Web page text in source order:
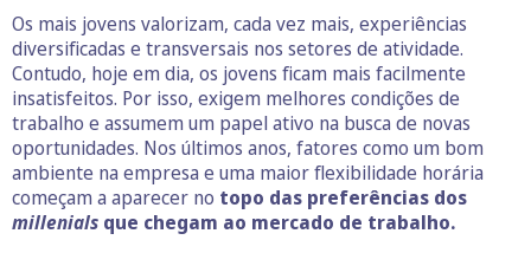
Os mais jovens valorizam, cada vez mais, experiências
diversificadas e transversais nos setores de atividade.
Contudo, hoje em dia, os jovens ficam mais facilmente
insatisfeitos. Por isso, exigem melhores condições de
trabalho e assumem um papel ativo na busca de novas
oportunidades. Nos últimos anos, fatores como um bom
ambiente na empresa e uma maior flexibilidade horária
começam a aparecer no topo das preferências dos
millenials que chegam ao mercado de trabalho.